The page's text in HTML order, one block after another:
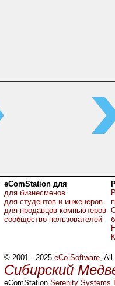
eComStation для
для бизнесменов
для студентов и инженеров
для продавцов компьютеров
сообщество пользователей
© 2001 - 2025eCo Software, All
Сибирский
eComStationSerenity Systems